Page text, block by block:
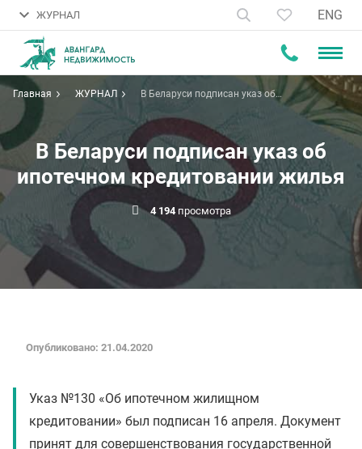
ЖУРНАЛ ENG
Главная ЖУРНАЛ
В Беларуси подписан указ об
ипотечном кредитовании жилья
В Беларуси подписан указ об
ипотечном кредитовании жилья
4 194просмотра
Опубликовано: 21.04.2020
Указ №130 «Об ипотечном жилищном
кредитовании» был подписан 16 апреля. Документ
принят для совершенствования государственной